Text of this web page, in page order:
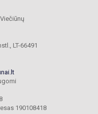
LT-66491
190108418